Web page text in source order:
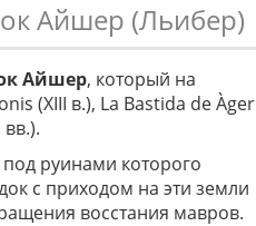
Айшер (Льибер)
Айшер, который на
(XIII в.), La Bastida de Àger
под руинами которого
с приходом на эти земли
восстания мавров.